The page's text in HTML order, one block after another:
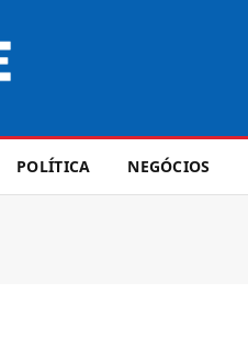
POLÍTICA NEGÓCIOS